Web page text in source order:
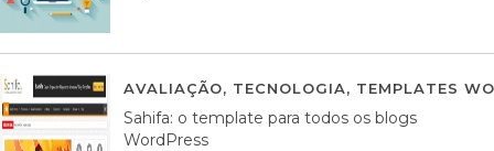
AVALIAÇÃO, TECNOLOGIA, TEMPLATES
Sahifa: o template para todos os blogs
WordPress